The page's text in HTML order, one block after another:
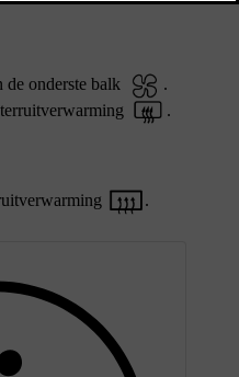
onderste balk
.
.
.